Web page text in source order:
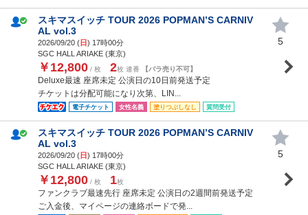
スキマスイッチ TOUR 2026 POPMAN’S CARNIV
AL vol.3
2026/09/20 (日) 17時00分
SGC HALL ARIAKE (東京)
￥12,800 / 枚 2枚 連番 【バラ売り不可】
Deluxe最速 座席未定 公演日の10日前発送予定
チケットは分配可能になり次第、LIN...
電子チケット 女性名義 塗りつぶしなし 質問受付
5
スキマスイッチ TOUR 2026 POPMAN’S CARNIV
AL vol.3
2026/09/20 (日) 17時00分
SGC HALL ARIAKE (東京)
￥12,800 / 枚 1枚
ファンクラブ最速先行 座席未定 公演日の2週間前発送予定
ご入金後、マイページの連絡ボードで発...
5